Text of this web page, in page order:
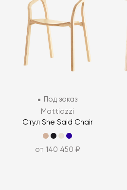
Под заказ
Mattiazzi
Стул She Said Chair
от 140 450 ₽